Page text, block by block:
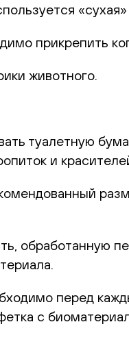
«сухая»
прикрепить
животного.
туалетную
и
перед
с